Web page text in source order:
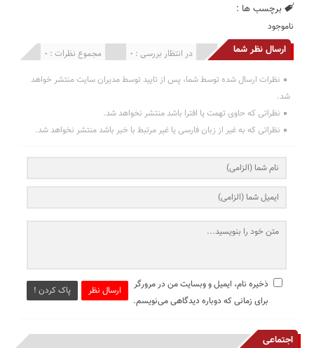
برچسب ها :
ناموجود
ارسال نظر شما مجموع نظرات : 0 در انتظار بررسی : 0 انتشار یافته : 0
نظرات ارسال شده توسط شما، پس از تایید توسط مدیران سایت منتشر خواهد
شد.
نظراتی که حاوی تهمت یا افترا باشد منتشر نخواهد شد.
نظراتی که به غیر از زبان فارسی یا غیر مرتبط با خبر باشد منتشر نخواهد شد.
ارسال نظر پاک کردن !
ذخیره نام، ایمیل و وبسایت من در مرورگر
برای زمانی که دوباره دیدگاهی می‌نویسم.
اجتماعی